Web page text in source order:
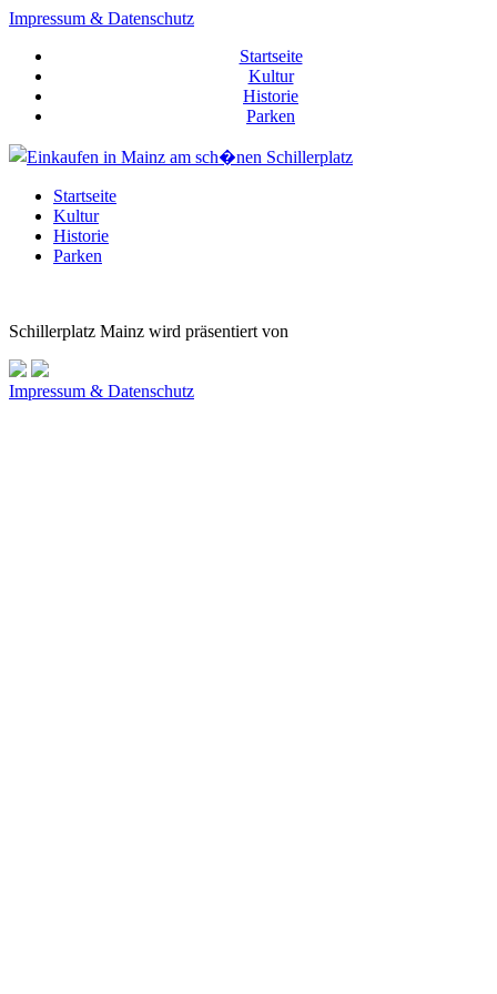
Impressum & Datenschutz
Startseite
Kultur
Historie
Parken
Startseite
Kultur
Historie
Parken
Schillerplatz Mainz wird präsentiert von
Impressum & Datenschutz